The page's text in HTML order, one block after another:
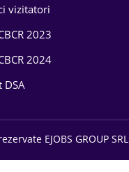
vizitatori
2023
2024
DSA
EJOBS GROUP SRL